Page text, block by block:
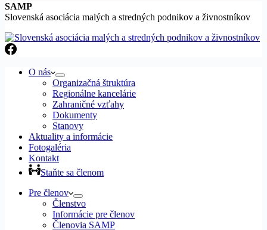
SAMP
Slovenská asociácia malých a stredných podnikov a živnostníkov
O nás
Organizačná štruktúra
Regionálne kancelárie
Zahraničné vzťahy
Dokumenty
Stanovy
Aktuality a informácie
Fotogaléria
Kontakt
Staňte sa členom
Pre členov
Členstvo
Informácie pre členov
Členovia SAMP